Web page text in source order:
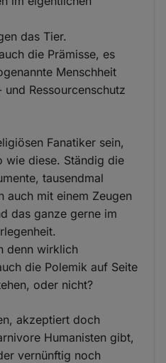
das Tier.
die Prämisse, es
Menschheit
Ressourcenschutz
Fanatiker sein,
wie diese. Ständig die
tausendmal
auch mit einem Zeugen
das ganze gerne im
denn wirklich
die Polemik auf Seite
oder nicht?
akzeptiert doch
Humanisten gibt,
vernünftig noch